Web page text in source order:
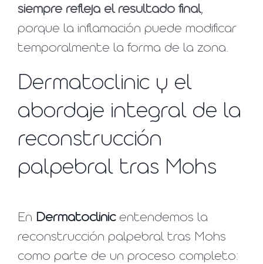
siempre refleja el resultado final,
porque la inflamación puede modificar
temporalmente la forma de la zona.
Dermatoclinic y el
abordaje integral de la
reconstrucción
palpebral tras Mohs
En Dermatoclinic entendemos la
reconstrucción palpebral tras Mohs
como parte de un proceso completo: